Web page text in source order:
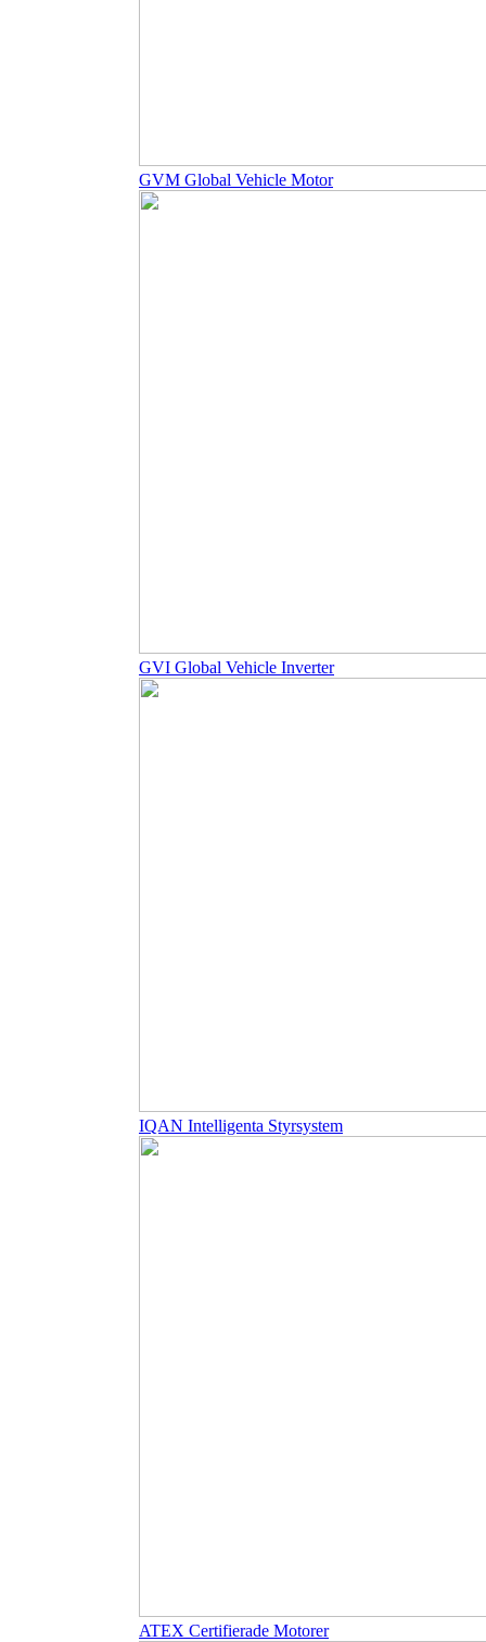
GVM Global Vehicle Motor
GVI Global Vehicle Inverter
IQAN Intelligenta Styrsystem
ATEX Certifierade Motorer